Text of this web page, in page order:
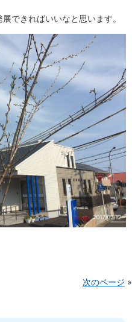
できればいいなと思います。
次のページ »